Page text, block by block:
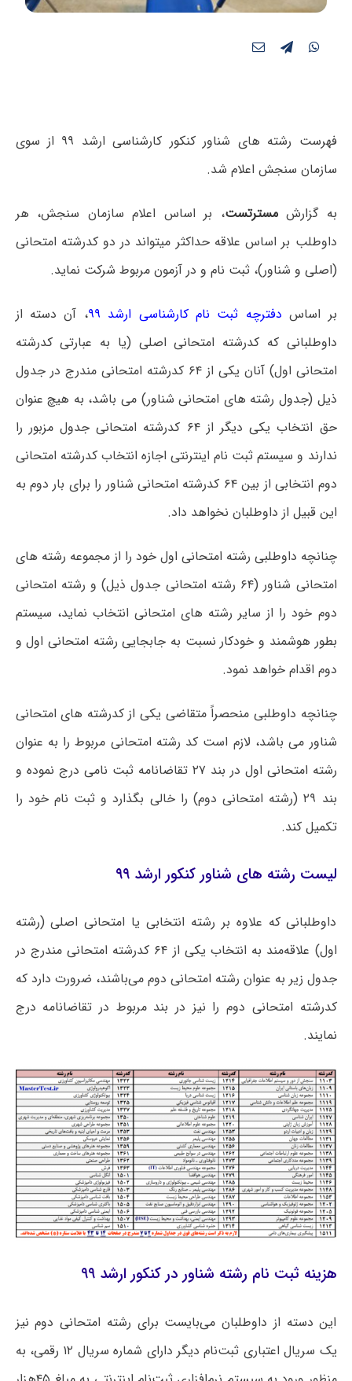
فهرست رشته های شناور کنکور کارشناسی ارشد ۹۹ از سوی
سازمان سنجش اعلام شد.
به گزارشمسترتست، بر اساس اعلام سازمان سنجش، هر
داوطلب بر اساس علاقه حداکثر میتواند در دو کدرشته امتحانی
(اصلی و شناور)، ثبت نام و در آزمون مربوط شرکت نماید.
بر اساس دفترچه ثبت نام کارشناسی ارشد ۹۹
، آن دسته از
داوطلبانی که کدرشته امتحانی اصلی (یا به عبارتی کدرشته
امتحانی اول) آنان یکی از ۶۴ کدرشته امتحانی مندرج در جدول
ذیل (جدول رشته های امتحانی شناور) می باشد، به هیچ عنوان
حق انتخاب یکی دیگر از ۶۴ کدرشته امتحانی جدول مزبور را
ندارند و سیستم ثبت نام اینترنتی اجازه انتخاب کدرشته امتحانی
دوم انتخابی از بین ۶۴ کدرشته امتحانی شناور را برای بار دوم به
این قبیل از داوطلبان نخواهد داد.
چنانچه داوطلبی رشته امتحانی اول خود را از مجموعه رشته های
امتحانی شناور (۶۴ رشته امتحانی جدول ذیل) و رشته امتحانی
دوم خود را از سایر رشته های امتحانی انتخاب نماید، سیستم
بطور هوشمند و خودکار نسبت به جابجایی رشته امتحانی اول و
دوم اقدام خواهد نمود.
چنانچه داوطلبی منحصراً متقاضی یکی از کدرشته های امتحانی
شناور می باشد، لازم است کد رشته امتحانی مربوط را به عنوان
رشته امتحانی اول در بند ۲۷ تقاضانامه ثبت نامی درج نموده و
بند ۲۹ (رشته امتحانی دوم) را خالی بگذارد و ثبت نام خود را
تکمیل کند.
لیست رشته های شناور کنکور ارشد ۹۹
داوطلبانی که علاوه بر رشته انتخابی یا امتحانی اصلی (رشته
اول) علاقه‌مند به انتخاب یکی از ۶۴ کدرشته امتحانی مندرج در
جدول زیر به عنوان رشته امتحانی دوم می‌باشند، ضرورت دارد که
کدرشته امتحانی دوم را نیز در بند مربوط در تقاضانامه درج
نمایند.
هزینه ثبت نام رشته شناور در کنکور ارشد ۹۹
این دسته از داوطلبان می‌بایست برای رشته امتحانی دوم نیز
یک سریال اعتباری ثبت‌نام دیگر دارای شماره سریال ۱۲ رقمی، به